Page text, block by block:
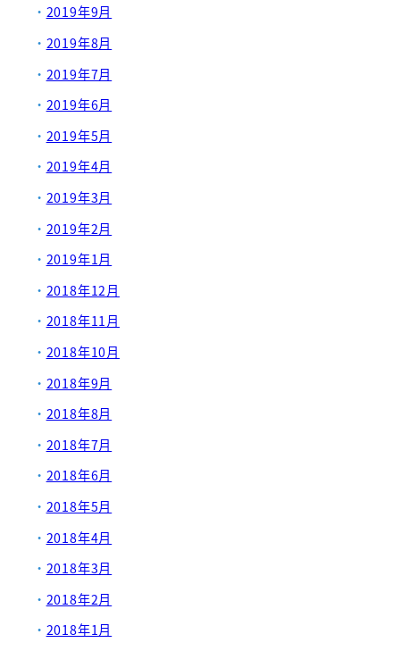
2019年9月
2019年8月
2019年7月
2019年6月
2019年5月
2019年4月
2019年3月
2019年2月
2019年1月
2018年12月
2018年11月
2018年10月
2018年9月
2018年8月
2018年7月
2018年6月
2018年5月
2018年4月
2018年3月
2018年2月
2018年1月